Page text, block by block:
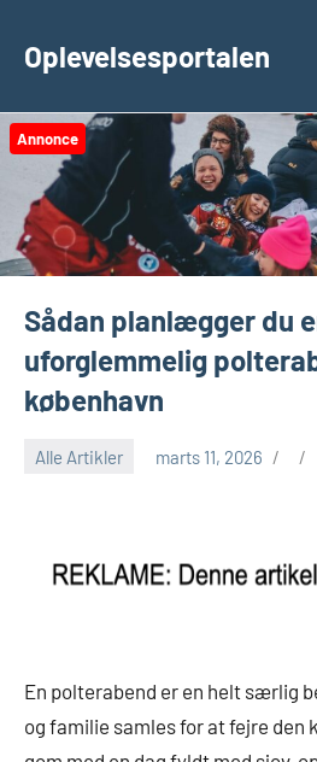
Oplevelsesportalen
Annonce
Sådan planlægger du
uforglemmelig
københavn
Alle Artikler marts 11, 2026
En polterabend er en helt særlig
og familie samles for at fejre den